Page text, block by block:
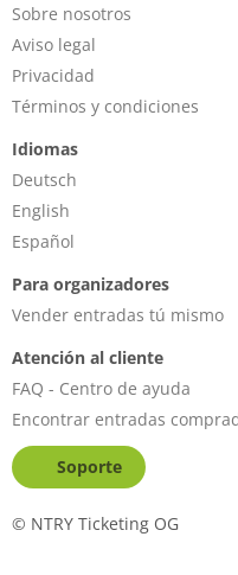
Sobre nosotros
Aviso legal
Privacidad
Términos y condiciones
Idiomas
Deutsch
English
Español
Para organizadores
Vender entradas tú mismo
Atención al cliente
FAQ - Centro de ayuda
Encontrar entradas
Soporte
© NTRY Ticketing OG